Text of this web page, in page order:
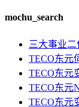
mochu_search
三大事业
TECO东元
TECO东元
TECO东元
TECO东元